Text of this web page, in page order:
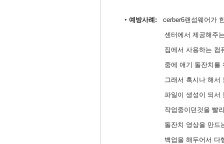
• 예방사례: cerber6랜섬웨어가
센터에서 제공해주
집에서 사용하는 컴
중에 애기 돌잔치를
그래서 혹시나 해서
파일이 생성이 되서
작업중이던것을 빨
돌잔치 영상을 만드
백업을 해두어서 다